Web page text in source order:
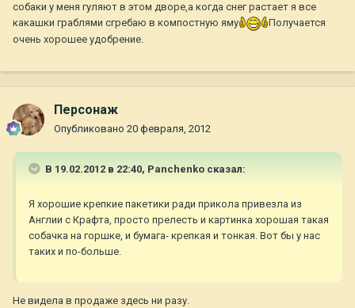
собаки у меня гуляют в этом дворе,а когда снег растает я все
какашки граблями сгребаю в компостную яму
Получается
очень хорошее удобрение.
Персонаж
Опубликовано 20 февраля, 2012
В 19.02.2012 в 22:40, Panchenko сказал:
Я хорошие крепкие пакетики ради прикола привезла из
Англии с Крафта, просто прелесть и картинка хорошая такая
собачка на горшке, и бумага- крепкая и тонкая. Вот бы у нас
таких и по-больше.
Не видела в продаже здесь ни разу.